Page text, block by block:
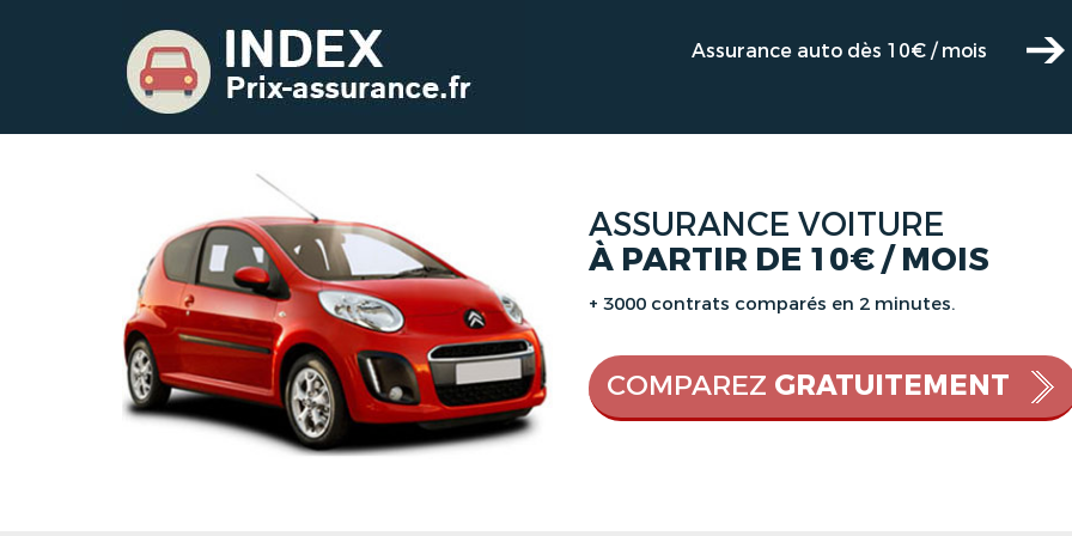
Assurance auto dès 10€ / mois
ASSURANCE VOITURE
À PARTIR DE 10€ / MOIS
+ 3000 contrats comparés en 2 minutes.
COMPAREZ GRATUITEMENT